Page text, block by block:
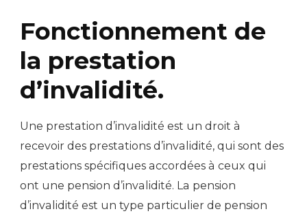
Fonctionnement de
la prestation
d’invalidité.
Une prestation d’invalidité est un droit à
recevoir des prestations d’invalidité, qui sont des
prestations spécifiques accordées à ceux qui
ont une pension d’invalidité. La pension
d’invalidité est un type particulier de pension